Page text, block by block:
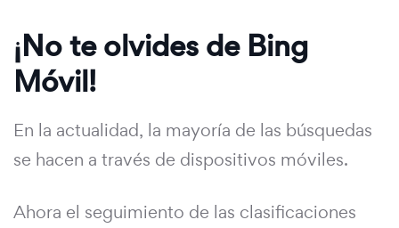
¡No te olvides de Bing
Móvil!
En la actualidad, la mayoría de las búsquedas
se hacen a través de dispositivos móviles.
Ahora el seguimiento de las clasificaciones